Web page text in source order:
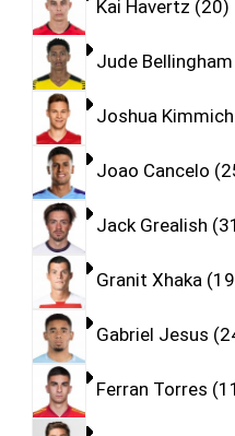
Kai Havertz 20
Jude Bellingham
Joshua Kimmich
Joao Cancelo
Jack Grealish 31
Granit Xhaka 19
Gabriel Jesus
Ferran Torres 11